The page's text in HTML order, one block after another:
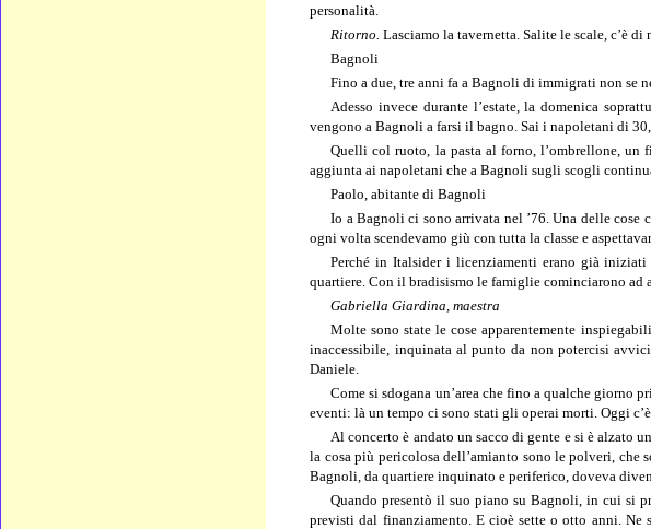
personalità.
Ritorno.Lasciamo la tavernetta. Salite le scale, c’è
Bagnoli
Fino a due, tre anni fa a Bagnoli di immigrati non se
Adesso invece durante l’estate, la domenica
vengono a Bagnoli a farsi il bagno. Sai i napoletani di
Quelli col ruoto, la pasta al forno, l’ombrellone,
aggiunta ai napoletani che a Bagnoli sugli scogli
Paolo, abitante di Bagnoli
Io a Bagnoli ci sono arrivata nel ’76. Una delle
ogni volta scendevamo giù con tutta la classe e
Perché in Italsider i licenziamenti erano già
quartiere. Con il bradisismo le famiglie cominciarono ad
Gabriella Giardina, maestra
Molte sono state le cose apparentemente
inaccessibile, inquinata al punto da non potercisi
Daniele.
Come si sdogana un’area che fino a qualche giorno
eventi: là un tempo ci sono stati gli operai morti. Oggi
Al concerto è andato un sacco di gente e si è alzato
la cosa più pericolosa dell’amianto sono le polveri, che
Bagnoli, da quartiere inquinato e periferico, doveva
Quando presentò il suo piano su Bagnoli, in cui si
previsti dal finanziamento. E cioè sette o otto anni. Ne